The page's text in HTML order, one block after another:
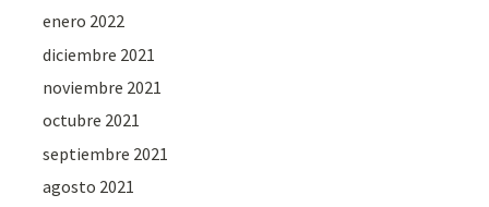
enero 2022
diciembre 2021
noviembre 2021
octubre 2021
septiembre 2021
agosto 2021